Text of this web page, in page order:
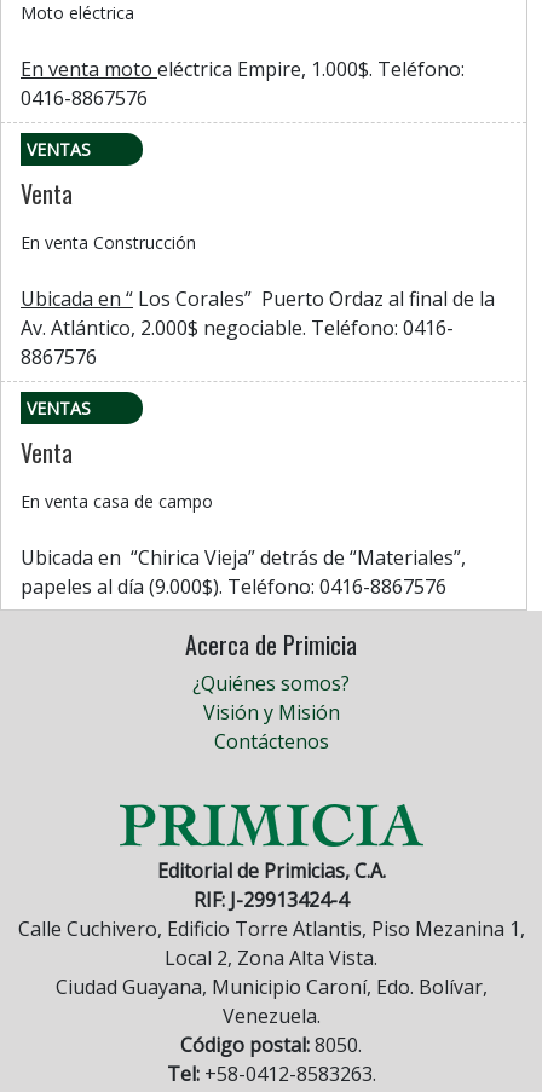
Moto eléctrica
En venta moto eléctrica Empire, 1.000$. Teléfono:
0416-8867576
VENTAS
Venta
En venta Construcción
Ubicada en “ Los Corales” Puerto Ordaz al final de la
Av. Atlántico, 2.000$ negociable. Teléfono: 0416-
8867576
VENTAS
Venta
En venta casa de campo
Ubicada en “Chirica Vieja” detrás de “Materiales”,
papeles al día (9.000$). Teléfono: 0416-8867576
Acerca de Primicia
¿Quiénes somos?
Visión y Misión
Contáctenos
Editorial de Primicias, C.A.
RIF: J-29913424-4
Calle Cuchivero, Edificio Torre Atlantis, Piso Mezanina 1,
Local 2, Zona Alta Vista.
Ciudad Guayana, Municipio Caroní, Edo. Bolívar,
Venezuela.
Código postal:8050.
Tel:+58-0412-8583263.